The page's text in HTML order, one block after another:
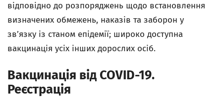
відповідно до розпоряджень щодо встановлення
визначених обмежень, наказів та заборон у
зв’язку із станом епідемії; широко доступна
вакцинація усіх інших дорослих осіб.
Вакцинація від COVID-19.
Реєстрація